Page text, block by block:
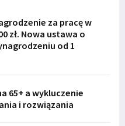
za pracę w
zł. Nowa ustawa o
od 1
65+ a wykluczenie
i rozwiązania